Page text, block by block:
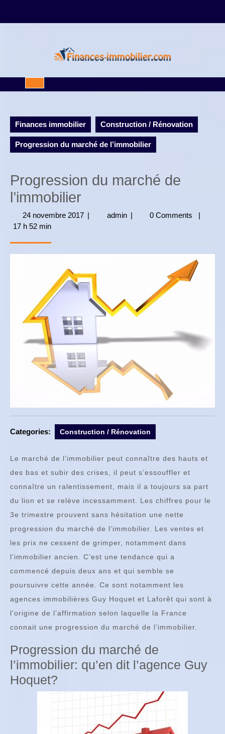
Open
Button
Finances immobilier Construction / Rénovation
Progression du marché de l’immobilier
Progression du marché de
l’immobilier
24 novembre 2017 24
| admin admin
| 0 Comments
|
17 h 52 min
Categories: Construction / Rénovation
Le marché de l’immobilier peut connaître des hauts et
des bas et subir des crises, il peut s’essouffler et
connaître un ralentissement, mais il a toujours sa part
du lion et se relève incessamment. Les chiffres pour le
3e trimestre prouvent sans hésitation une nette
progression du marché de l’immobilier. Les ventes et
les prix ne cessent de grimper, notamment dans
l’immobilier ancien. C’est une tendance qui a
commencé depuis deux ans et qui semble se
poursuivre cette année. Ce sont notamment les
agences immobilières Guy Hoquet et Laforêt qui sont à
l’origine de l’affirmation selon laquelle la France
connait une progression du marché de l’immobilier.
Progression du marché de
l’immobilier: qu’en dit l’agence Guy
Hoquet?